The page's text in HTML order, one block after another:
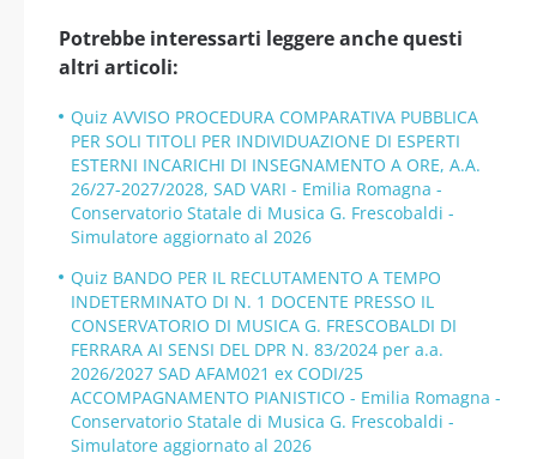
Potrebbe interessarti leggere anche questi
altri articoli:
Quiz AVVISO PROCEDURA COMPARATIVA PUBBLICA
PER SOLI TITOLI PER INDIVIDUAZIONE DI ESPERTI
ESTERNI INCARICHI DI INSEGNAMENTO A ORE, A.A.
26/27-2027/2028, SAD VARI - Emilia Romagna -
Conservatorio Statale di Musica G. Frescobaldi -
Simulatore aggiornato al 2026
Quiz BANDO PER IL RECLUTAMENTO A TEMPO
INDETERMINATO DI N. 1 DOCENTE PRESSO IL
CONSERVATORIO DI MUSICA G. FRESCOBALDI DI
FERRARA AI SENSI DEL DPR N. 83/2024 per a.a.
2026/2027 SAD AFAM021 ex CODI/25
ACCOMPAGNAMENTO PIANISTICO - Emilia Romagna -
Conservatorio Statale di Musica G. Frescobaldi -
Simulatore aggiornato al 2026